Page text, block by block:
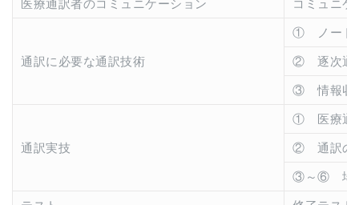
医療通訳者のコミュニケーション コミュニ
通訳に必要な通訳技術
① ノート
② 逐次通
③ 情報収
通訳実技
① 医療通
② 通訳の
③～⑥ 場面